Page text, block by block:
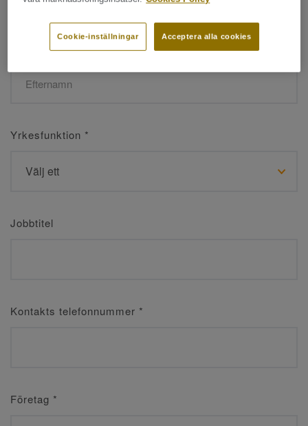
Efternamn*
Yrkesfunktion *
Jobbtitel
Kontakts telefonnummer *
Företag *
Acceptera alla cookies
Cookie-inställningar